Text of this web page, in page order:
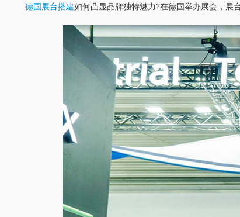
德国展台搭建如何凸显品牌独特魅力?在德国举办展会，展